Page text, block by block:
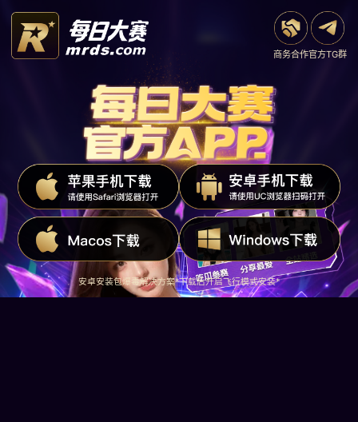
商务合作官方TG群
安卓安装包爆毒解决方案*下载后开启飞行模式安装*